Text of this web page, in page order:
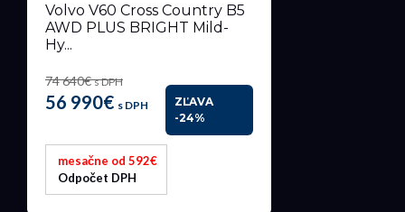
Volvo V60 Cross Country B5
AWD PLUS BRIGHT Mild-
Hy...
74 640€s DPH
56 990€ s DPH
ZĽAVA
-24%
mesačne od 592€
Odpočet DPH